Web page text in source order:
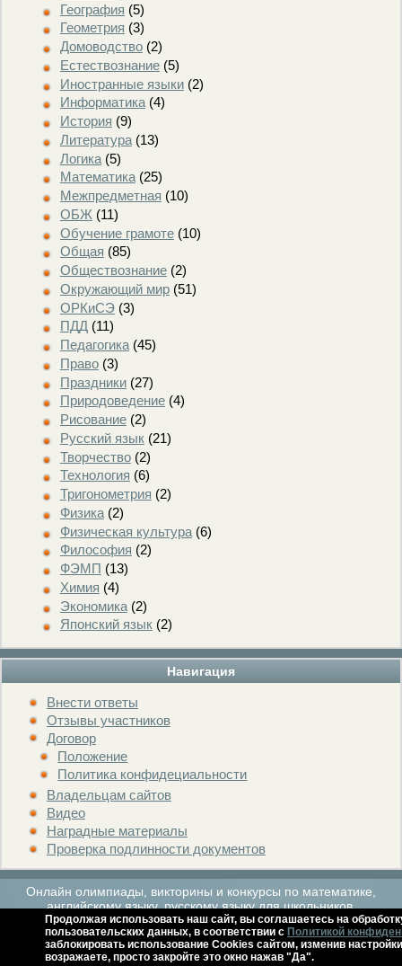
География (5)
Геометрия (3)
Домоводство(2)
Естествознание(5)
Иностранные языки(2)
Информатика(4)
История (9)
Литература(13)
Логика(5)
Математика(25)
Межпредметная (10)
ОБЖ (11)
Обучение грамоте(10)
Общая (85)
Обществознание(2)
Окружающий мир(51)
ОРКиСЭ(3)
ПДД(11)
Педагогика(45)
Право(3)
Праздники(27)
Природоведение(4)
Рисование(2)
Русский язык(21)
Творчество(2)
Технология (6)
Тригонометрия (2)
Физика(2)
Физическая культура(6)
Философия (2)
ФЭМП (13)
Химия (4)
Экономика(2)
Японский язык(2)
Навигация
Внести ответы
Отзывы участников
Договор
Положение
Политика конфидециальности
Владельцам сайтов
Видео
Наградные материалы
Проверка подлинности документов
Онлайн олимпиады, викторины и конкурсы по математике,
английскому языку, русскому языку для школьников.
Расписание мероприятий Архив Контакты Справка
Продолжая использовать наш сайт, вы соглашаетесь на
пользовательских данных, в соответствии с Политикой
заблокировать использование Cookies сайтом, изменив
возражаете, просто закройте это окно нажав "Да".